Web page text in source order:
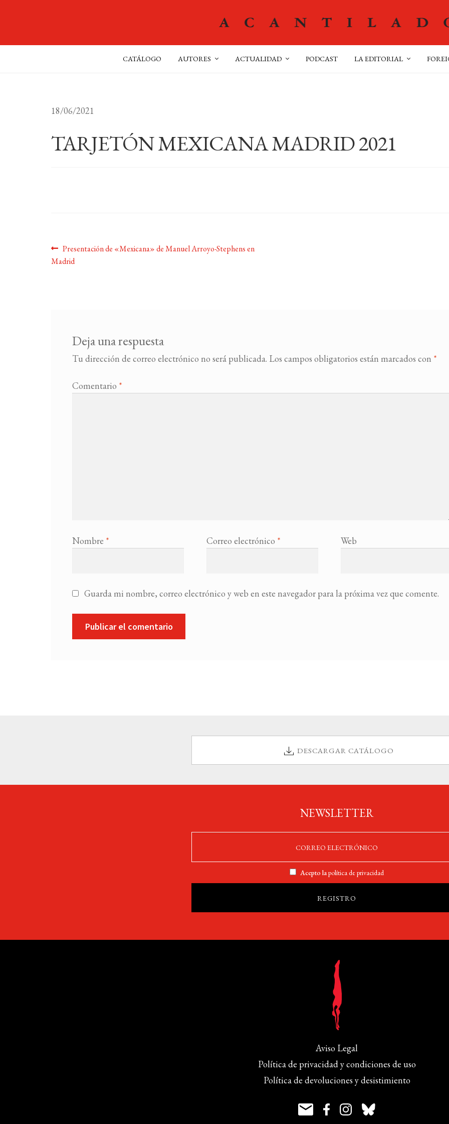
CATÁLOGO AUTORES ACTUALIDAD PODCAST LA EDITORIAL
18/06/2021
TARJETÓN MEXICANA MADRID 2021
Navegación
de
Anterior:
Presentación de «Mexicana» de Manuel Arroyo-Stephens en
Madrid
Deja una respuesta
Tu dirección de correo electrónico no será publicada. Los campos obligatorios están marcados con *
Comentario *
Nombre * Correo electrónico * Web
Guarda mi nombre, correo electrónico y web en este navegador para la próxima vez que comente.
DESCARGAR CATÁLOGO
NEWSLETTER
Acepto lapolítica de privacidad
Aviso Legal
Política de privacidad y condiciones de uso
Política de devoluciones y desistimiento